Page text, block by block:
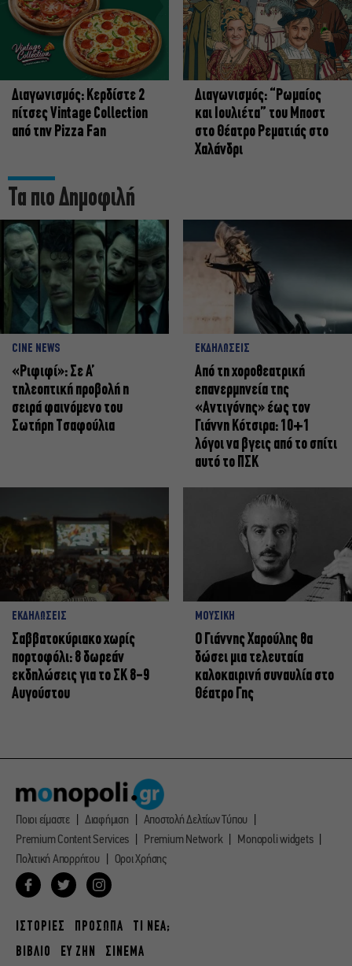
Διαγωνισμός: Κερδίστε 2
πίτσες Vintage Collection
από την Pizza Fan
Διαγωνισμός: “Ρωμαίος
και Ιουλιέτα” του Μποστ
στο Θέατρο Ρεματιάς στο
Χαλάνδρι
Τα πιο Δημοφιλή
CINE NEWS
«Ριφιφί»: Σε Α’
τηλεοπτική προβολή η
σειρά φαινόμενο του
Σωτήρη Τσαφούλια
ΕΚΔΗΛΩΣΕΙΣ
Από τη χοροθεατρική
επανερμηνεία της
«Αντιγόνης» έως τον
Γιάννη Κότσιρα: 10+1
λόγοι να βγεις από το σπίτι
αυτό το ΠΣΚ
ΕΚΔΗΛΩΣΕΙΣ
Σαββατοκύριακο χωρίς
πορτοφόλι: 8 δωρεάν
εκδηλώσεις για το ΣΚ 8-9
Αυγούστου
ΜΟΥΣΙΚΗ
Ο Γιάννης Χαρούλης θα
δώσει μια τελευταία
καλοκαιρινή συναυλία στο
Θέατρο Γης
Ποιοι είμαστε Διαφήμιση
Αποστολή Δελτίων Τύπου
Premium Content Services
Premium Network
Monopoli widgets
Πολιτική Απορρήτου
Οροι Χρήσης
ΙΣΤΟΡΙΕΣ ΠΡΟΣΩΠΑ
ΤΙ ΝΕΑ;
ΒΙΒΛΙΟ
ΕΥ ΖΗΝ ΣΙΝΕΜΑ